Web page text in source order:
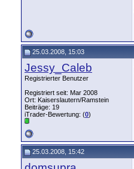
25.03.2008, 15:03
Jessy_Caleb
Registrierter Benutzer
Registriert seit: Mar 2008
Ort: Kaiserslautern/Ramstein
Beiträge: 19
iTrader-Bewertung: (0)
25.03.2008, 15:42